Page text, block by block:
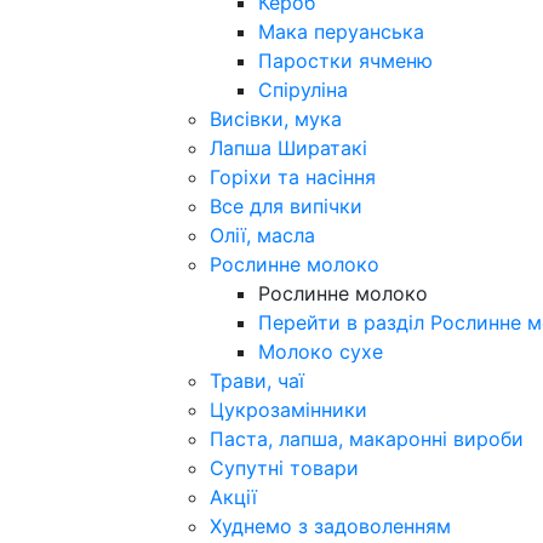
Мака перуанська
Паростки ячменю
Спіруліна
Висівки, мука
Лапша Ширатакі
Горіхи та насіння
Все для випічки
Олії, масла
Рослинне молоко
Рослинне молоко
Перейти в разділ Рослинне
Молоко сухе
Трави, чаї
Цукрозамінники
Паста, лапша, макаронні вироби
Супутні товари
Акції
Худнемо з задоволенням